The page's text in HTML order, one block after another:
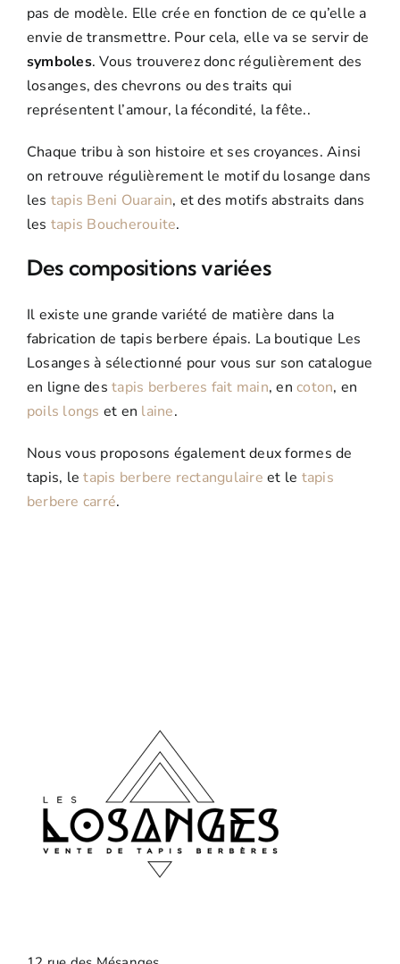
pas de modèle. Elle crée en fonction de ce qu’elle a
envie de transmettre. Pour cela, elle va se servir de
symboles. Vous trouverez donc régulièrement des
losanges, des chevrons ou des traits qui
représentent l’amour, la fécondité, la fête..
Chaque tribu à son histoire et ses croyances. Ainsi
on retrouve régulièrement le motif du losange dans
les tapis Beni Ouarain, et des motifs abstraits dans
les tapis Boucherouite.
Des compositions variées
Il existe une grande variété de matière dans la
fabrication de tapis berbere épais. La boutique Les
Losanges à sélectionné pour vous sur son catalogue
en ligne destapis berberes fait main, encoton, en
poils longs et en laine.
Nous vous proposons également deux formes de
tapis, letapis berbere rectangulaire et le tapis
berbere carré.